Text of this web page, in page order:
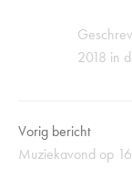
2018 in
Vorig bericht
Muziekavond op